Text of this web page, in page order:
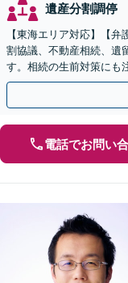
遺産分割調停
【東海エリア対応】【
割協議、不動産相続、遺
す。相続の生前対策にも
にも、お早めにご相談く
電話でお問い